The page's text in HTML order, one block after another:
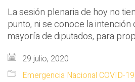
La sesión plenaria de hoy no
punto, ni se conoce la
mayoría de diputados, para
29 julio, 2020
Emergencia Nacional COVID-19